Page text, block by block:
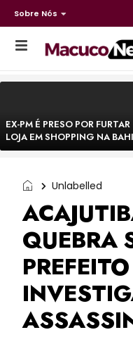
Sobre Nós
EX-PM É PRESO POR FURTAR
LOJA EM SHOPPING NA
ESCAPA CORRENDO DE
Unlabelled
QUEBRA